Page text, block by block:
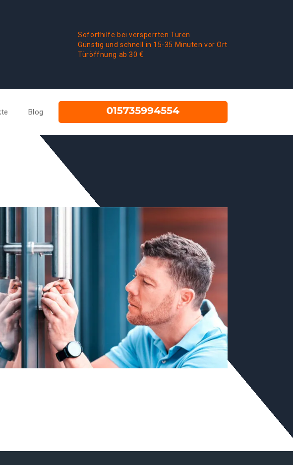
Soforthilfe bei versperrten Türen
Günstig und schnell in 15-35 Minuten vor Ort
Türöffnung ab 30 €
Blog